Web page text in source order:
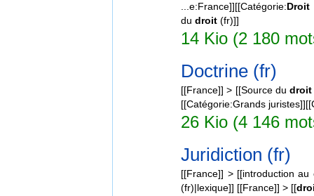
...e:France]][[Catégorie:Droit
dudroit (fr)]]
14 Kio (2 180
Doctrine (fr)
[[France]] > [[Source dudroit
[[Catégorie:Grands
26 Kio (4 146
Juridiction (fr)
[[France]] > [[introduction au
(fr)|lexique]] [[France]] > [[